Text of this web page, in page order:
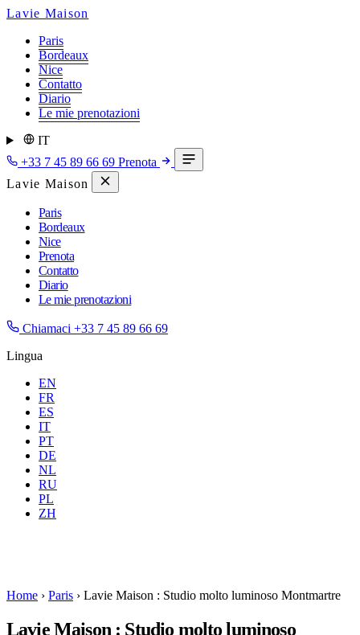
Lavie Maison
Paris
Bordeaux
Nice
Contatto
Diario
Le mie prenotazioni
IT
+33 7 45 89 66 69 Prenota
Lavie Maison
Paris
Bordeaux
Nice
Prenota
Contatto
Diario
Le mie prenotazioni
Chiamaci +33 7 45 89 66 69
Lingua
EN
FR
ES
IT
PT
DE
NL
RU
PL
ZH
Dove Tutte
Home › Paris › Lavie Maison : Studio molto luminoso Montmartre
Lavie Maison : Studio molto luminoso